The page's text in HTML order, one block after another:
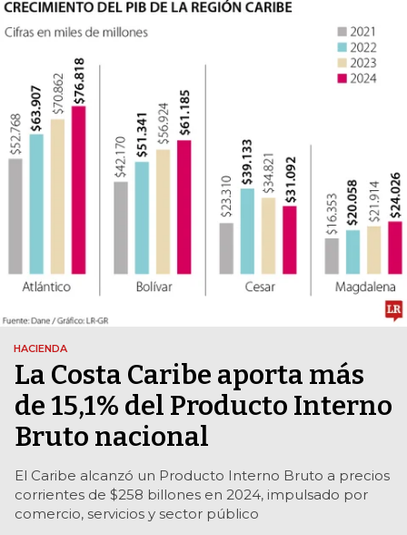
HACIENDA
La Costa Caribe aporta más
de 15,1% del Producto Interno
Bruto nacional
El Caribe alcanzó un Producto Interno Bruto a precios
corrientes de $258 billones en 2024, impulsado por
comercio, servicios y sector público